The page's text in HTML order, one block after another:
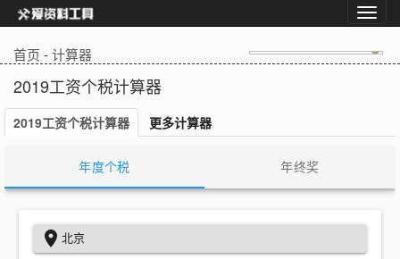
首页 -计算器
2019工资个税计算器
2019工资个税计算器 更多计算器